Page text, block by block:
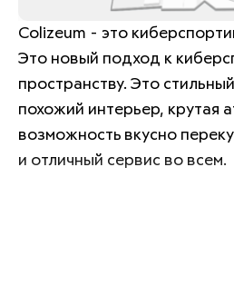
Colizeum - это
Это новый подход к
пространству. Это
похожий интерьер, крутая
возможность вкусно
и отличный сервис во всем.
Буткемпы, стримерские,